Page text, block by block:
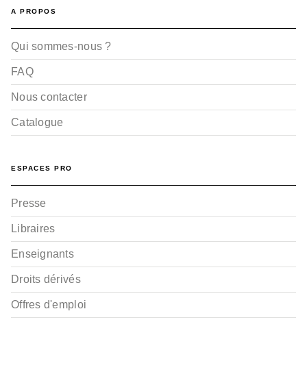
A PROPOS
Qui sommes-nous ?
FAQ
Nous contacter
Catalogue
ESPACES PRO
Presse
Libraires
Enseignants
Droits dérivés
Offres d'emploi